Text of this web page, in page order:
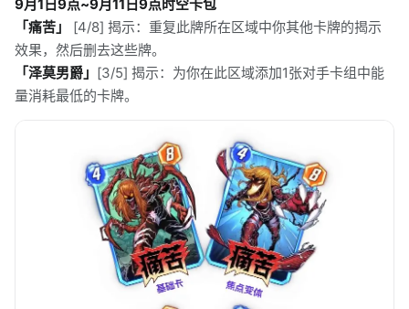
9月1日9点~9月11日9点时空卡包
「痛苦」
[4/8] 揭示：重复此牌所在区域中你其他卡牌的揭示
效果，然后删去这些牌。
「泽莫男爵」 [3/5] 揭示：为你在此区域添加1张对手卡组中能
量消耗最低的卡牌。